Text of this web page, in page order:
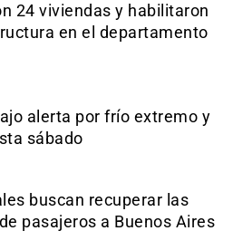
24 viviendas y habilitaron
en el departamento
alerta por frío extremo y
sábado
buscan recuperar las
pasajeros a Buenos Aires